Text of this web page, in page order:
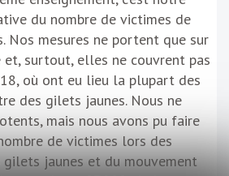
du nombre de victimes de
Nos mesures ne portent que sur
et, surtout, elles ne couvrent pas
où ont eu lieu la plupart des
des gilets jaunes. Nous ne
mais nous avons pu faire
de victimes lors des
jaunes et du mouvement